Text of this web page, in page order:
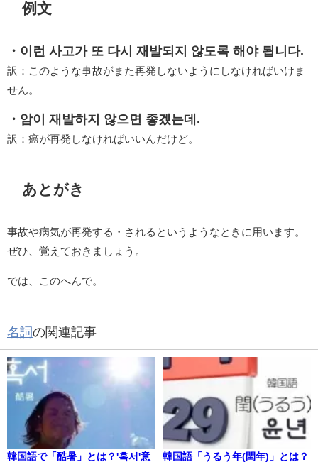
例文
・이런 사고가 또 다시 재발되지 않도록 해야 됩니다.
訳：このような事故がまた再発しないようにしなければいけま
せん。
・암이 재발하지 않으면 좋겠는데.
訳：癌が再発しなければいいんだけど。
あとがき
事故や病気が再発する・されるというようなときに用います。
ぜひ、覚えておきましょう。
では、このへんで。
名詞の関連記事
韓国語で「酷暑」とは？'혹서'意
韓国語「うるう年(閏年)」とは？